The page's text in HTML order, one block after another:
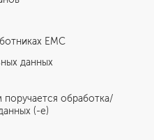
EMC
данных
обработка/
(-е)